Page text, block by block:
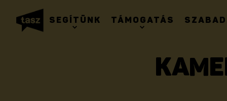
SEGÍTÜNK TÁMOGATÁS